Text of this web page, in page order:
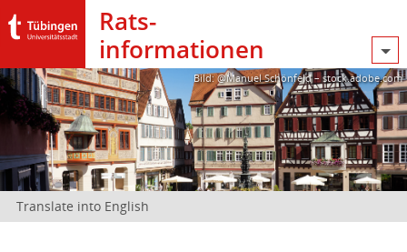
Rats­
informationen
Bild: @Manuel Schönfeld – stock.adobe.com
Translate into English